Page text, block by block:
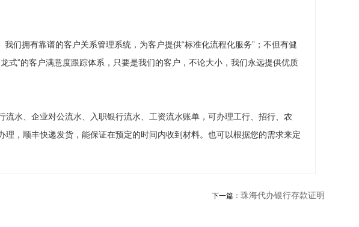
们拥有靠谱的客户关系管理系统，为客户提供“标准化流程化服务”；不但有健
式”的客户满意度跟踪体系，只要是我们的客户，不论大小，我们永远提供优质
水、企业对公流水、入职银行流水、工资流水账单，可办理工行、招行、农
，顺丰快递发货，能保证在预定的时间内收到材料。也可以根据您的需求来定
下一篇： 珠海代办银行存款证明